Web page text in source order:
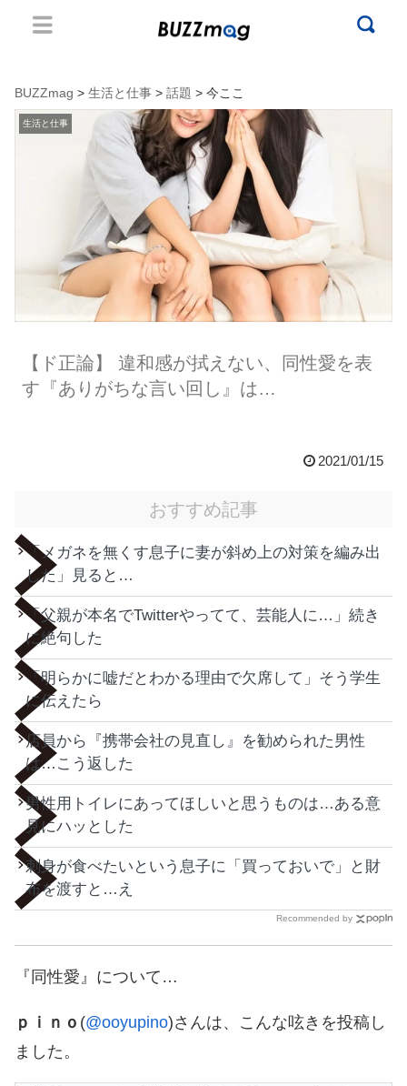
BUZZmag > 生活と仕事 > 話題 > 今ここ
生活と仕事
【ド正論】 違和感が拭えない、同性愛を表
す『ありがちな言い回し』は…
2021/01/15
おすすめ記事
「メガネを無くす息子に妻が斜め上の対策を編み出
した」見ると…
「父親が本名でTwitterやってて、芸能人に…」続き
に絶句した
「明らかに嘘だとわかる理由で欠席して」そう学生
に伝えたら
店員から『携帯会社の見直し』を勧められた男性
は…こう返した
男性用トイレにあってほしいと思うものは…ある意
見にハッとした
刺身が食べたいという息子に「買っておいで」と財
布を渡すと…え
Recommended by
『同性愛』について…
ｐｉｎｏ (@ooyupino)さんは、こんな呟きを投稿し
ました。